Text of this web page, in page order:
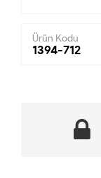
Ürün Kodu
1394-712